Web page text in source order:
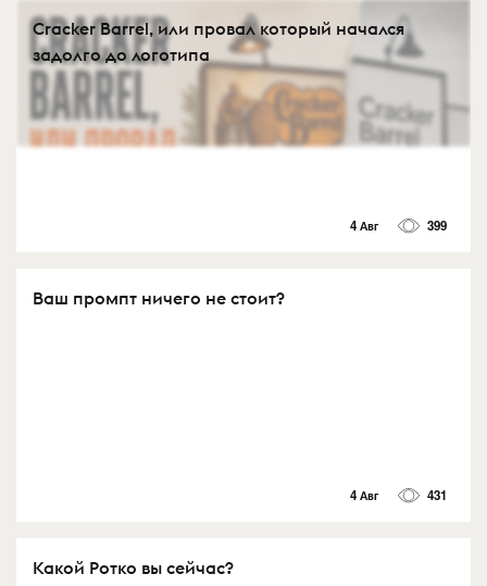
Cracker Barrel, или провал который начался
задолго до логотипа
4 Авг 399
Ваш промпт ничего не стоит?
4 Авг 431
Какой Ротко вы сейчас?